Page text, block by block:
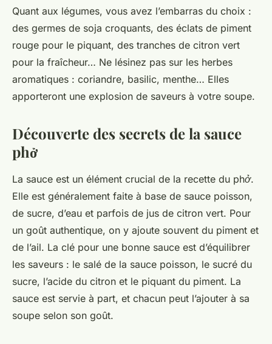
Quant aux légumes, vous avez l’embarras du choix :
des germes de soja croquants, des éclats de piment
rouge pour le piquant, des tranches de citron vert
pour la fraîcheur… Ne lésinez pas sur les herbes
aromatiques : coriandre, basilic, menthe… Elles
apporteront une explosion de saveurs à votre soupe.
Découverte des secrets de la sauce
phở
La sauce est un élément crucial de la recette du phở.
Elle est généralement faite à base de sauce poisson,
de sucre, d’eau et parfois de jus de citron vert. Pour
un goût authentique, on y ajoute souvent du piment et
de l’ail. La clé pour une bonne sauce est d’équilibrer
les saveurs : le salé de la sauce poisson, le sucré du
sucre, l’acide du citron et le piquant du piment. La
sauce est servie à part, et chacun peut l’ajouter à sa
soupe selon son goût.